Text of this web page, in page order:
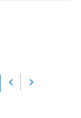
Précédent
Suivant